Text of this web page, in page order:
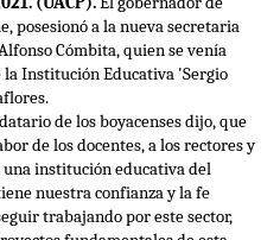
posesionó a la nueva secretaria
Cómbita, quien se venía
la Institución Educativa 'Sergio
de los boyacenses dijo, que
de los docentes, a los rectores y
institución educativa del
nuestra confianza y la fe
trabajando por este sector,